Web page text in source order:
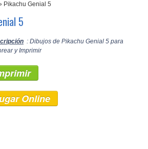
Pikachu Genial 5
5
: Dibujos de Pikachu Genial 5 para
y Imprimir
Online